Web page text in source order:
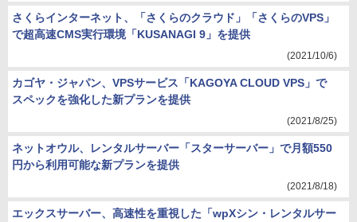
さくらインターネット、「さくらのクラウド」「さくらのVPS」
で超高速CMS実行環境「KUSANAGI 9」を提供
(2021/10/6)
カゴヤ・ジャパン、VPSサービス「KAGOYA CLOUD VPS」で
スペックを強化した新プランを提供
(2021/8/25)
ネットオウル、レンタルサーバー「スターサーバー」で月額550
円から利用可能な新プランを提供
(2021/8/18)
エックスサーバー、高速性を重視した「wpXシン・レンタルサー